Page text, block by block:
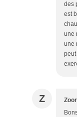
des
est
une
une
Z Zoor